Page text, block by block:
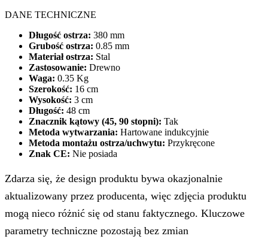
DANE TECHNICZNE
Długość ostrza: 380 mm
Grubość ostrza: 0.85 mm
Materiał ostrza: Stal
Zastosowanie: Drewno
Waga: 0.35 Kg
Szerokość: 16 cm
Wysokość: 3 cm
Długość: 48 cm
Znacznik kątowy (45, 90 stopni): Tak
Metoda wytwarzania: Hartowane indukcyjnie
Metoda montażu ostrza/uchwytu: Przykręcone
Znak CE: Nie posiada
Zdarza się, że design produktu bywa okazjonalnie
aktualizowany przez producenta, więc zdjęcia produktu
mogą nieco różnić się od stanu faktycznego. Kluczowe
parametry techniczne pozostają bez zmian